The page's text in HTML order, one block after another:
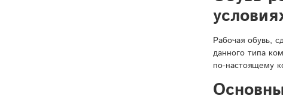
Рабочая обувь,
данного типа
по-настоящему